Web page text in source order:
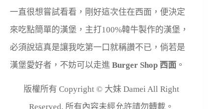
一直很想嘗試看看，剛好這次住在西面，便決定
來吃點簡單的漢堡，主打100%韓牛製作的漢堡，
必須說這真是讓我吃第一口就稱讚不已，倘若是
漢堡愛好者，不妨可以走進 Burger Shop 西面 。
版權所有 Copyright © 大妹 Damei All Right
Reserved. 所有內容未經允許請勿轉載。